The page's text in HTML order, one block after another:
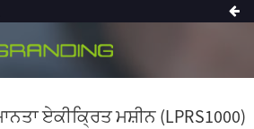
ਏਕੀਕ੍ਰਿਤ ਮਸ਼ੀਨ (LPRS1000)